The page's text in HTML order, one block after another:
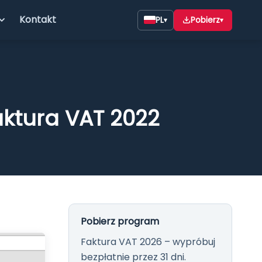
faktur na Windows —
Wszystkie
faktur, wydruki i integracja
Kontakt PL▾ Pobierz▾
VAT 2022
Pobierz program
Faktura VAT 2026 – wypróbuj
bezpłatnie przez 31 dni.